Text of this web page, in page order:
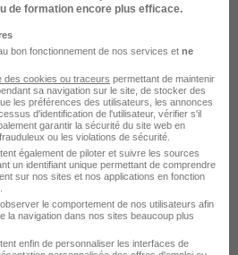
il y a 29 jours
en
mois
24 mois
il y a 29 jours
de formation encore plus efficace.
bon fonctionnement de nos services et ne
des cookies ou traceurs permettant de maintenir
sa navigation sur le site, de stocker des
les préférences des utilisateurs, les annonces
d'identification de l'utilisateur, vérifier s'il
garantir la sécurité du site web en
ou les violations de sécurité.
également de piloter et suivre les sources
un identifiant unique permettant de comprendre
sur nos sites et nos applications en fonction
le comportement de nos utilisateurs afin
la navigation dans nos sites beaucoup plus
enfin de personnaliser les interfaces de